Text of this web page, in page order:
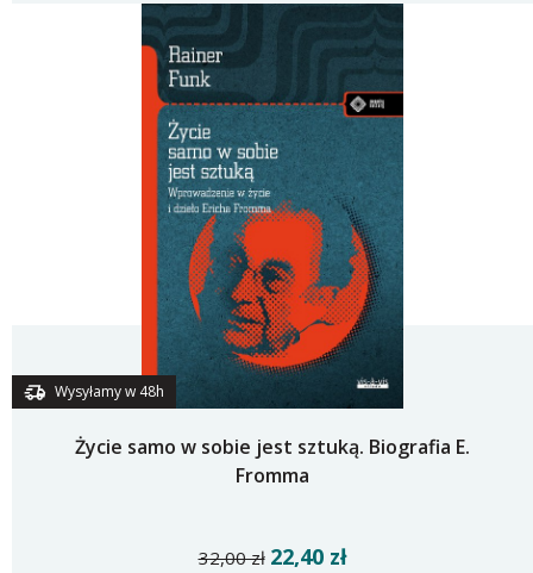
Wysyłamy w 48h
Życie samo w sobie jest sztuką. Biografia E.
Fromma
32,00 zł 22,40 zł